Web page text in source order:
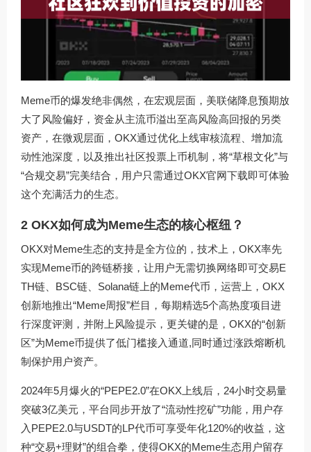
Meme币的爆发绝非偶然，在宏观层面，美联储降息预期放
大了风险偏好，资金从主流币溢出至高风险高回报的另类
资产，在微观层面，OKX通过优化上线审核流程、增加流
动性池深度，以及推出社区投票上币机制，将“草根文化”与
“合规交易”完美结合，用户只需通过OKX官网下载即可体验
这个充满活力的生态。
2 OKX如何成为Meme生态的核心枢纽？
OKX对Meme生态的支持是全方位的，技术上，OKX率先
实现Meme币的跨链桥接，让用户无需切换网络即可交易E
TH链、BSC链、Solana链上的Meme代币，运营上，OKX
创新地推出“Meme周报”栏目，每期精选5个高热度项目进
行深度评测，并附上风险提示，更关键的是，OKX的“创新
区”为Meme币提供了低门槛接入通道,同时通过涨跌熔断机
制保护用户资产。
2024年5月爆火的“PEPE2.0”在OKX上线后，24小时交易量
突破3亿美元，平台同步开放了“流动性挖矿”功能，用户存
入PEPE2.0与USDT的LP代币可享受年化120%的收益，这
种“交易+理财”的组合拳，使得OKX的Meme生态用户留存